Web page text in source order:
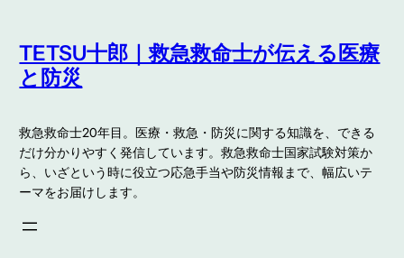
容
を
ス
ッ
プ
TETSU十郎｜救急救命士が伝える医療
と防災
救急救命士20年目。医療・救急・防災に関する知識を、できる
だけ分かりやすく発信しています。救急救命士国家試験対策か
ら、いざという時に役立つ応急手当や防災情報まで、幅広いテ
ーマをお届けします。